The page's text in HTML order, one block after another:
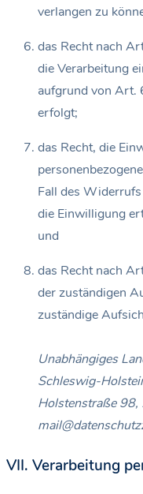
verlangen zu
das Recht nach
die Verarbeitung
aufgrund von Art.
erfolgt;
das Recht, die
Fall des
die Einwilligung
und
das Recht nach
der zuständigen
zuständige
Unabhängiges
Schleswig-
Holstenstraße
VII. Verarbeitung